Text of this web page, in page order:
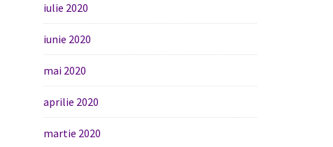
iulie 2020
iunie 2020
mai 2020
aprilie 2020
martie 2020